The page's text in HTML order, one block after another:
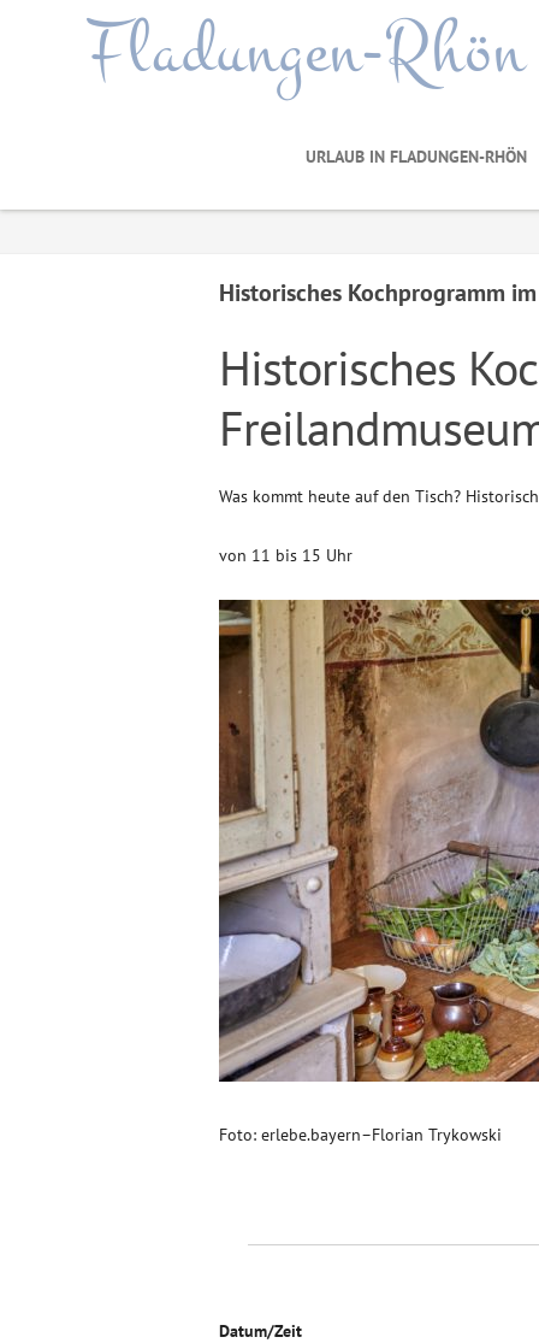
Fladungen-Rhön
URLAUB IN FLADUNGEN-RHÖN
Historisches Kochprogramm
Historisches
Was kommt heute auf den Tisch?
von 11 bis 15 Uhr
Foto: erlebe.bayern–Florian Trykowski
Datum/Zeit